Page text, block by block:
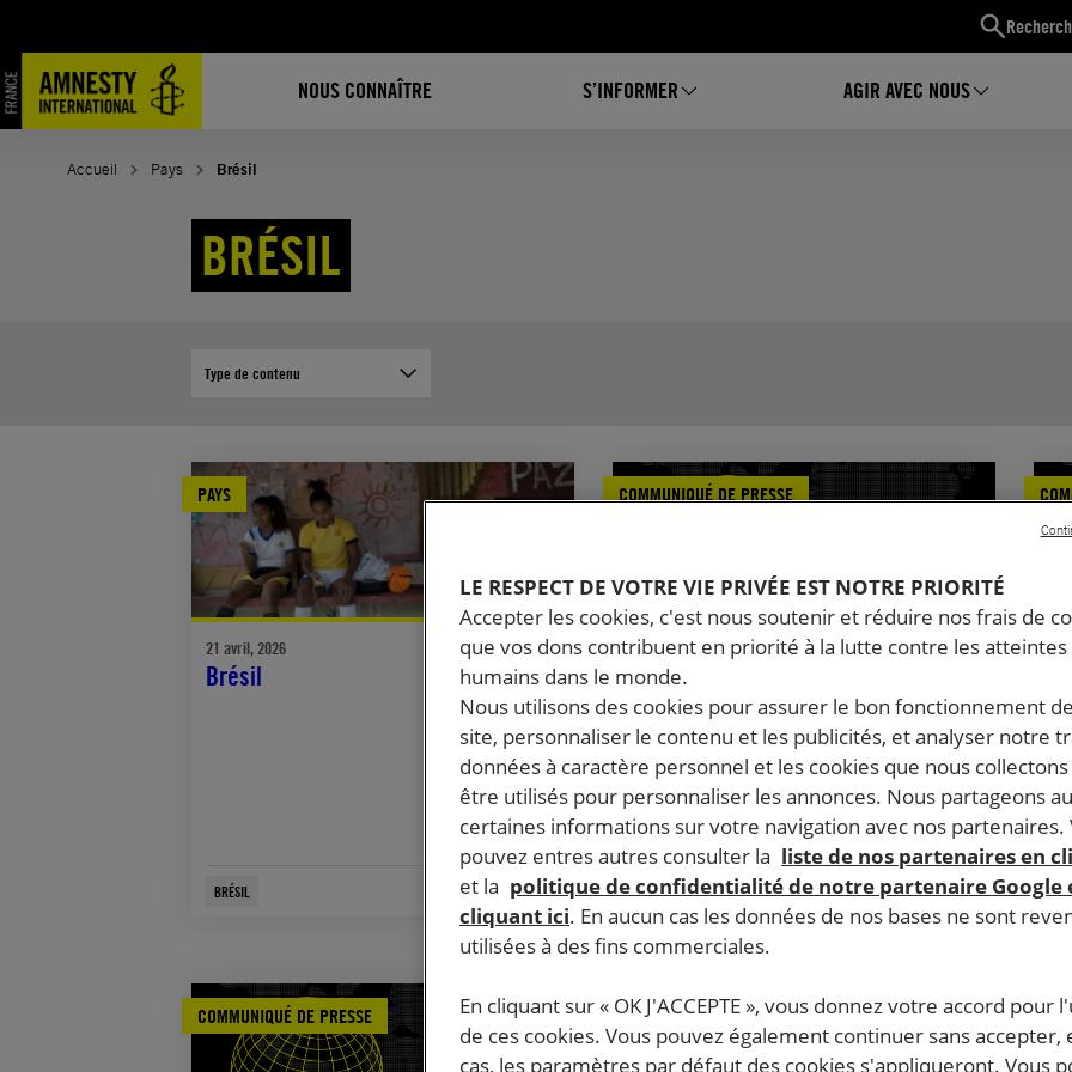
NOUS CONNAÎTRE S’INFORMER AGIR AVEC NOUS
contenu
Accueil Pays Brésil
BRÉSIL
Type de contenu
PAYS
21 avril, 2026
Brésil
BRÉSIL
COMMUNIQUÉ DE PRESSE
5 novembre, 2025
Brésil. Un massacre perpétré par la
police à Rio de Janeiro met en
évidence des violences
systémiques et racistes
BRÉSIL JUSTICE RACIALE
si
COMMUNIQUÉ DE PRESSE COMMUNIQUÉ DE PRESSE
LE RESPECT DE VOTRE VIE PRIVÉE EST NOTRE PRIORITÉ
Accepter les cookies, c'est nous soutenir et réduire nos frais de
que vos dons contribuent en priorité à la lutte contre les
humains dans le monde.
Nous utilisons des cookies pour assurer le bon fonctionnement
site, personnaliser le contenu et les publicités, et analyser notre
données à caractère personnel et les cookies que nous
être utilisés pour personnaliser les annonces. Nous partageons
certaines informations sur votre navigation avec nos partenaires.
pouvez entres autres consulter la liste de nos partenaires en
et la politique de confidentialité de notre partenaire Google
cliquant ici. En aucun cas les données de nos bases ne sont
utilisées à des fins commerciales.
En cliquant sur « OK J'ACCEPTE », vous donnez votre accord pour
de ces cookies. Vous pouvez également continuer sans accepter,
cas, les paramètres par défaut des cookies s'appliqueront. Vous